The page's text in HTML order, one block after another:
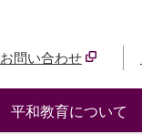
お問い合わせ
平和教育について